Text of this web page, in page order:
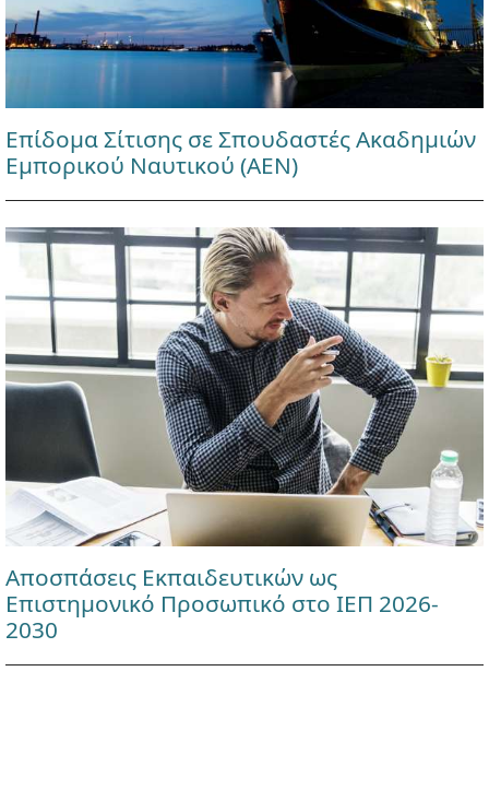
Επίδομα Σίτισης σε Σπουδαστές Ακαδημιών
Εμπορικού Ναυτικού (ΑΕΝ)
Αποσπάσεις Εκπαιδευτικών ως
Επιστημονικό Προσωπικό στο ΙΕΠ 2026-
2030